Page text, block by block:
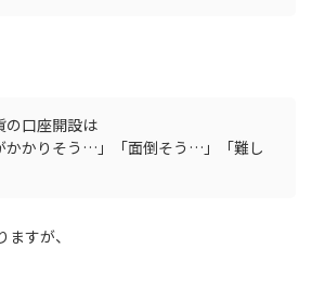
の口座開設は
かかりそう…」「面倒そう…」「難し
すが、